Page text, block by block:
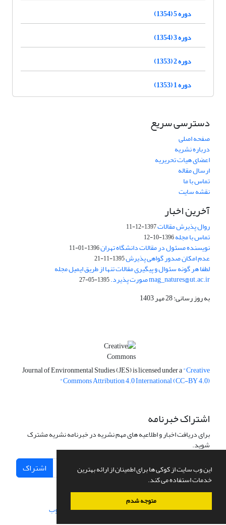
این وب سایت از کوکی ها برای اطمینان از ارائه بهترین
خدمات استفاده می کند.
متوجه شدم
دوره 5 (1354)
دوره 3 (1354)
دوره 2 (1353)
دوره 1 (1353)
دسترسی سریع
صفحه اصلی
درباره نشریه
اعضای هیات تحریریه
ارسال مقاله
تماس با ما
نقشه سایت
آخرین اخبار
روال پذیرش مقالات1397-12-11
تماس با مجله1396-10-12
نویسنده مسئول در مقالات دانشگاه تهران1396-01-11
عدم امکان صدور گواهی پذیرش1395-11-21
لطفا هر گونه سئوال و پیگیری مقالات تنها از طریق ایمیل مجله
mag_natures@ut.ac.ir صورت پذیرد. 1395-05-27
به روز رسانی: 28 مهر 1403
Journal of Environmental Studies (JES) is licensed under a"Creative
Commons Attribution 4.0 International (CC-BY 4.0)"
اشتراک خبرنامه
برای دریافت اخبار و اطلاعیه های مهم نشریه در خبرنامه نشریه مشترک
شوید.
اشتراک
سامانه مدیریت نشریات علمی.طراحی و پیاده سازی از سیناوب